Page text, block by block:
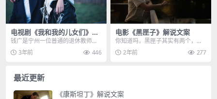
电视剧《我和我的儿女们》解
说文案
钱广是宁州一位普通的退休教师，
他中年丧妻，一个人辛辛苦苦把孩
子们拉扯大，不过钱广...
3年前 446
电影《黑匣子》解说文案
你知道吗，黑匣子其实有两个，分
别叫做飞行数据记录器，和机舱通
话记录器，而且它并不...
2年前 277
最近更新
《康斯坦丁》解说文案